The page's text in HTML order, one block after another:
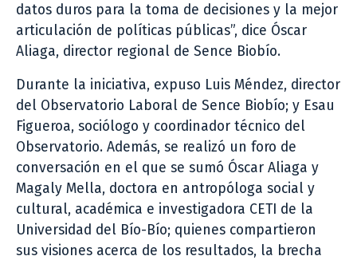
datos duros para la toma de decisiones y la mejor
articulación de políticas públicas”, dice Óscar
Aliaga, director regional de Sence Biobío.
Durante la iniciativa, expuso Luis Méndez, director
del Observatorio Laboral de Sence Biobío; y Esau
Figueroa, sociólogo y coordinador técnico del
Observatorio. Además, se realizó un foro de
conversación en el que se sumó Óscar Aliaga y
Magaly Mella, doctora en antropóloga social y
cultural, académica e investigadora CETI de la
Universidad del Bío-Bío; quienes compartieron
sus visiones acerca de los resultados, la brecha